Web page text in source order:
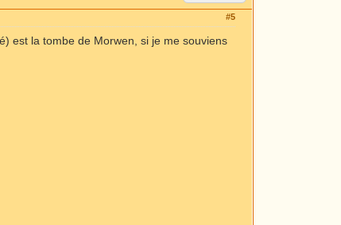
#5
est la tombe de Morwen, si je me souviens